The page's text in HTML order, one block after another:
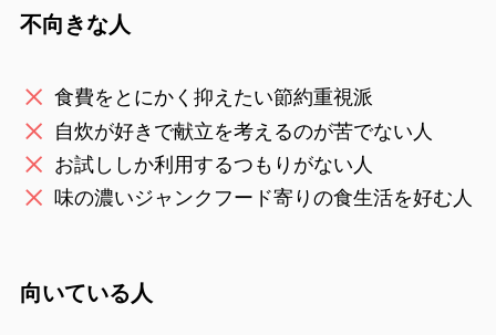
不向きな人
食費をとにかく抑えたい節約重視派
自炊が好きで献立を考えるのが苦でない人
お試ししか利用するつもりがない人
味の濃いジャンクフード寄りの食生活を好む人
向いている人